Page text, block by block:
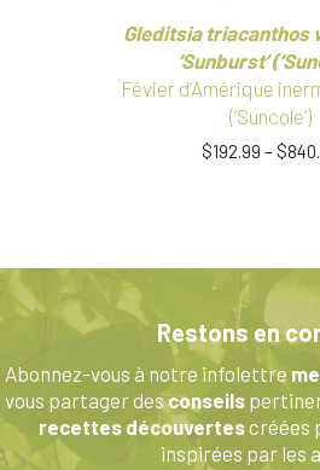
Gleditsia triacanthos
‘Sunburst’
Févier d’Amérique
(‘Suncole’)
$192.99 – $
être
sur
Restons en
Abonnez-vous à notre infolettre
vous partager desconseils
recettes découvertescréées
inspirées par les